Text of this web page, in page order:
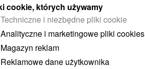
od485,22zł
cookie, których używamy
Techniczne i niezbędne pliki cookie
Analityczne i marketingowe pliki cookies
Magazyn reklam
Reklamowe dane użytkownika